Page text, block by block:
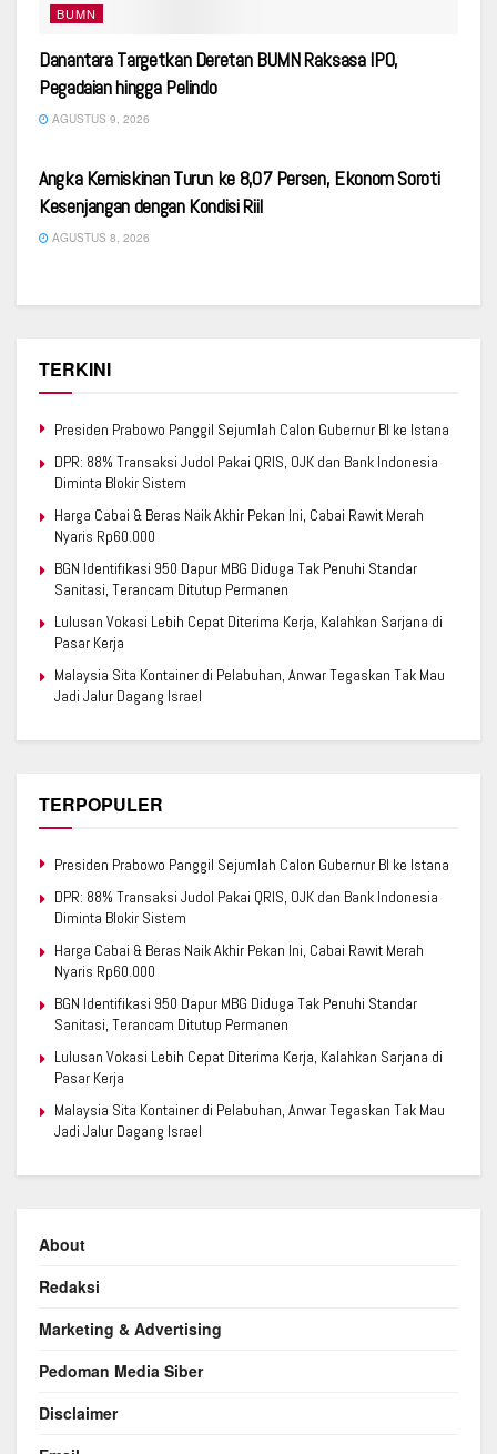
BUMN
Danantara Targetkan Deretan BUMN Raksasa IPO,
Pegadaian hingga Pelindo
AGUSTUS 9, 2026
Angka Kemiskinan Turun ke 8,07 Persen, Ekonom Soroti
Kesenjangan dengan Kondisi Riil
AGUSTUS 8, 2026
TERKINI
Presiden Prabowo Panggil Sejumlah Calon Gubernur BI ke Istana
DPR: 88% Transaksi Judol Pakai QRIS, OJK dan Bank Indonesia
Diminta Blokir Sistem
Harga Cabai & Beras Naik Akhir Pekan Ini, Cabai Rawit Merah
Nyaris Rp60.000
BGN Identifikasi 950 Dapur MBG Diduga Tak Penuhi Standar
Sanitasi, Terancam Ditutup Permanen
Lulusan Vokasi Lebih Cepat Diterima Kerja, Kalahkan Sarjana di
Pasar Kerja
Malaysia Sita Kontainer di Pelabuhan, Anwar Tegaskan Tak Mau
Jadi Jalur Dagang Israel
TERPOPULER
Presiden Prabowo Panggil Sejumlah Calon Gubernur BI ke Istana
DPR: 88% Transaksi Judol Pakai QRIS, OJK dan Bank Indonesia
Diminta Blokir Sistem
Harga Cabai & Beras Naik Akhir Pekan Ini, Cabai Rawit Merah
Nyaris Rp60.000
BGN Identifikasi 950 Dapur MBG Diduga Tak Penuhi Standar
Sanitasi, Terancam Ditutup Permanen
Lulusan Vokasi Lebih Cepat Diterima Kerja, Kalahkan Sarjana di
Pasar Kerja
Malaysia Sita Kontainer di Pelabuhan, Anwar Tegaskan Tak Mau
Jadi Jalur Dagang Israel
About
Redaksi
Marketing & Advertising
Pedoman Media Siber
Disclaimer